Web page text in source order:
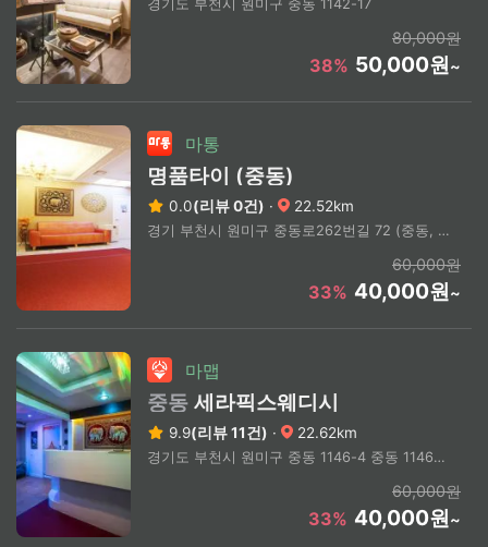
경기도 부천시 원미구 중동 1142-17
80,000원
38% 50,000원~
마통
명품타이 (중동)
0.0(리뷰 0건) · 22.52km
경기 부천시 원미구 중동로262번길 72 (중동, 중동프라자)
60,000원
33% 40,000원~
마맵
중동 세라픽스웨디시
9.9(리뷰 11건) · 22.62km
경기도 부천시 원미구 중동 1146-4 중동 1146-4 무광 프라자 4층
60,000원
33% 40,000원~